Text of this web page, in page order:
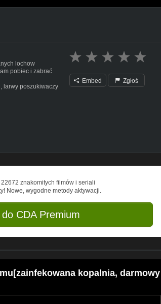
lochow
pobiec i zabrać
larwy poszukiwaczy
skrzynie i
w tej grze trofeum
podać klucz i
Embed Zgłoś
22672 znakomitych filmów i seriali
Nowe, wygodne metody aktywacji.
do CDA Premium
kopalnia, darmowy